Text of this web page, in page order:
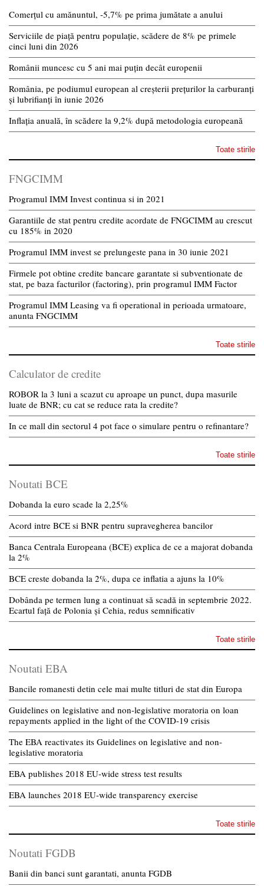
Comerțul cu amănuntul, -5,7% pe prima jumătate a anului
Serviciile de piață pentru populație, scădere de 8% pe primele
cinci luni din 2026
Românii muncesc cu 5 ani mai puțin decât europenii
România, pe podiumul european al creșterii prețurilor la carburanți
și lubrifianți în iunie 2026
Inflația anuală, în scădere la 9,2% după metodologia europeană
Toate stirile
FNGCIMM
Programul IMM Invest continua si in 2021
Garantiile de stat pentru credite acordate de FNGCIMM au crescut
cu 185% in 2020
Programul IMM invest se prelungeste pana in 30 iunie 2021
Firmele pot obtine credite bancare garantate si subventionate de
stat, pe baza facturilor (factoring), prin programul IMM Factor
Programul IMM Leasing va fi operational in perioada urmatoare,
anunta FNGCIMM
Toate stirile
Calculator de credite
ROBOR la 3 luni a scazut cu aproape un punct, dupa masurile
luate de BNR; cu cat se reduce rata la credite?
In ce mall din sectorul 4 pot face o simulare pentru o refinantare?
Toate stirile
Noutati BCE
Dobanda la euro scade la 2,25%
Acord intre BCE si BNR pentru supravegherea bancilor
Banca Centrala Europeana (BCE) explica de ce a majorat dobanda
la 2%
BCE creste dobanda la 2%, dupa ce inflatia a ajuns la 10%
Dobânda pe termen lung a continuat să scadă in septembrie 2022.
Ecartul față de Polonia și Cehia, redus semnificativ
Toate stirile
Noutati EBA
Bancile romanesti detin cele mai multe titluri de stat din Europa
Guidelines on legislative and non-legislative moratoria on loan
repayments applied in the light of the COVID-19 crisis
The EBA reactivates its Guidelines on legislative and non-
legislative moratoria
EBA publishes 2018 EU-wide stress test results
EBA launches 2018 EU-wide transparency exercise
Toate stirile
Noutati FGDB
Banii din banci sunt garantati, anunta FGDB